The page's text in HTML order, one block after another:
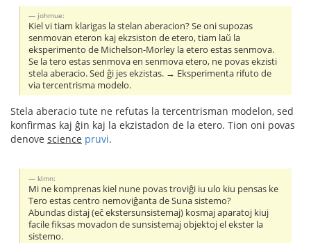
johmue:
Kiel vi tiam klarigas la stelan aberacion? Se oni supozas
senmovan eteron kaj ekzsiston de etero, tiam laŭ la
eksperimento de Michelson-Morley la etero estas senmova.
Se la tero estas senmova en senmova etero, ne povas ekzisti
stela aberacio. Sed ĝi jes ekzistas. → Eksperimenta rifuto de
via tercentrisma modelo.
Stela aberacio tute ne refutas la tercentrisman modelon, sed
konfirmas kaj ĝin kaj la ekzistadon de la etero. Tion oni povas
denove science pruvi.
klmn:
Mi ne komprenas kiel nune povas troviĝi iu ulo kiu pensas ke
Tero estas centro nemoviĝanta de Suna sistemo?
Abundas distaj (eĉ ekstersunsistemaj) kosmaj aparatoj kiuj
facile fiksas movadon de sunsistemaj objektoj el ekster la
sistemo.